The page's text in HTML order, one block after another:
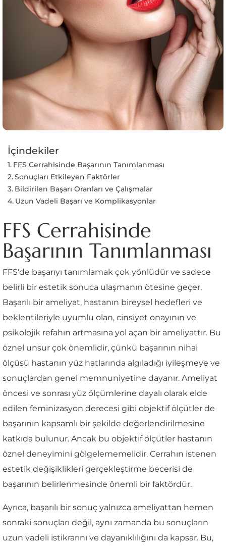
İçindekiler
FFS Cerrahisinde Başarının Tanımlanması
Sonuçları Etkileyen Faktörler
Bildirilen Başarı Oranları ve Çalışmalar
Uzun Vadeli Başarı ve Komplikasyonlar
FFS Cerrahisinde
Başarının Tanımlanması
FFS'de başarıyı tanımlamak çok yönlüdür ve sadece
belirli bir estetik sonuca ulaşmanın ötesine geçer.
Başarılı bir ameliyat, hastanın bireysel hedefleri ve
beklentileriyle uyumlu olan, cinsiyet onayının ve
psikolojik refahın artmasına yol açan bir ameliyattır. Bu
öznel unsur çok önemlidir, çünkü başarının nihai
ölçüsü hastanın yüz hatlarında algıladığı iyileşmeye ve
sonuçlardan genel memnuniyetine dayanır. Ameliyat
öncesi ve sonrası yüz ölçümlerine dayalı olarak elde
edilen feminizasyon derecesi gibi objektif ölçütler de
başarının kapsamlı bir şekilde değerlendirilmesine
katkıda bulunur. Ancak bu objektif ölçütler hastanın
öznel deneyimini gölgelememelidir. Cerrahın istenen
estetik değişiklikleri gerçekleştirme becerisi de
başarının belirlenmesinde önemli bir faktördür.
Ayrıca, başarılı bir sonuç yalnızca ameliyattan hemen
sonraki sonuçları değil, aynı zamanda bu sonuçların
uzun vadeli istikrarını ve dayanıklılığını da kapsar. Bu,